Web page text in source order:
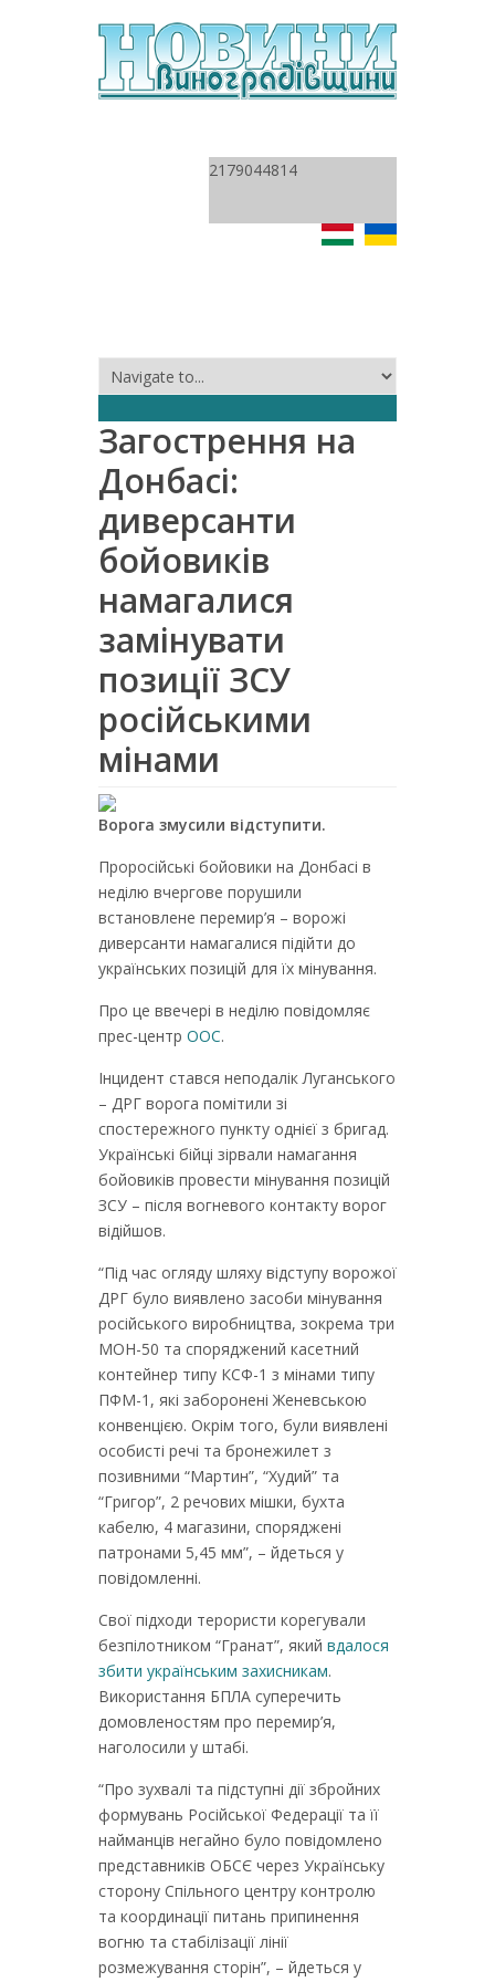
2179044814
Загострення на
Донбасі:
диверсанти
бойовиків
намагалися
замінувати
позиції ЗСУ
російськими
мінами
Ворога змусили відступити.
Проросійські бойовики на Донбасі в
неділю вчергове порушили
встановлене перемир’я – ворожі
диверсанти намагалися підійти до
українських позицій для їх мінування.
Про це ввечері в неділю повідомляє
прес-центр ООС.
Інцидент стався неподалік Луганського
– ДРГ ворога помітили зі
спостережного пункту однієї з бригад.
Українські бійці зірвали намагання
бойовиків провести мінування позицій
ЗСУ – після вогневого контакту ворог
відійшов.
“Під час огляду шляху відступу ворожої
ДРГ було виявлено засоби мінування
російського виробництва, зокрема три
МОН-50 та споряджений касетний
контейнер типу КСФ-1 з мінами типу
ПФМ-1, які заборонені Женевською
конвенцією. Окрім того, були виявлені
особисті речі та бронежилет з
позивними “Мартин”, “Худий” та
“Григор”, 2 речових мішки, бухта
кабелю, 4 магазини, споряджені
патронами 5,45 мм”, – йдеться у
повідомленні.
Свої підходи терористи корегували
безпілотником “Гранат”, який вдалося
збити українським захисникам.
Використання БПЛА суперечить
домовленостям про перемир’я,
наголосили у штабі.
“Про зухвалі та підступні дії збройних
формувань Російської Федерації та її
найманців негайно було повідомлено
представників ОБСЄ через Українську
сторону Спільного центру контролю
та координації питань припинення
вогню та стабілізації лінії
розмежування сторін”, – йдеться у